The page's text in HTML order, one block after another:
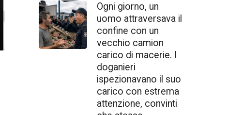
Ogni giorno, un
uomo attraversava il
confine con un
vecchio camion
carico di macerie. I
doganieri
ispezionavano il suo
carico con estrema
attenzione, convinti